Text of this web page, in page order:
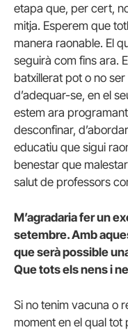
etapa que, per cert,
mitja. Esperem que
manera raonable. El
seguirà com fins ara.
batxillerat pot o no
d’adequar-se, en el
estem ara
desconfinar,
educatiu que sigui
benestar que
salut de professors
M’agradaria fer un
setembre. Amb
que serà possible
Que tots els nens i
Si no tenim vacuna o
moment en el qual tot